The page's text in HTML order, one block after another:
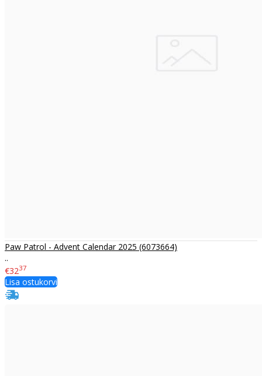
Paw Patrol - Advent Calendar 2025 (6073664)
..
€3237
Lisa ostukorvi